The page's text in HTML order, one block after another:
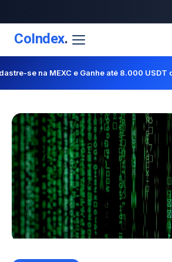
CoIndex.
se na MEXC e Ganhe até 8.000 USDT